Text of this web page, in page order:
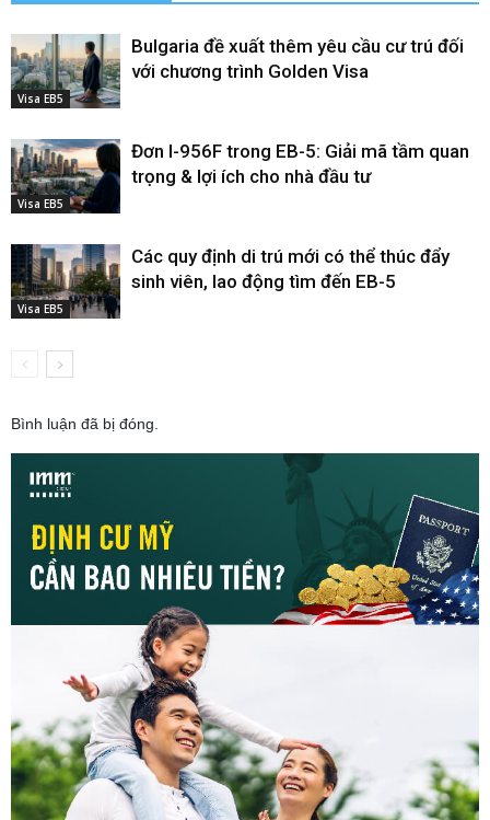
Visa EB5
Bulgaria đề xuất thêm yêu cầu cư trú đối
với chương trình Golden Visa
Visa EB5
Đơn I-956F trong EB-5: Giải mã tầm quan
trọng & lợi ích cho nhà đầu tư
Visa EB5
Các quy định di trú mới có thể thúc đẩy
sinh viên, lao động tìm đến EB-5
Bình luận đã bị đóng.